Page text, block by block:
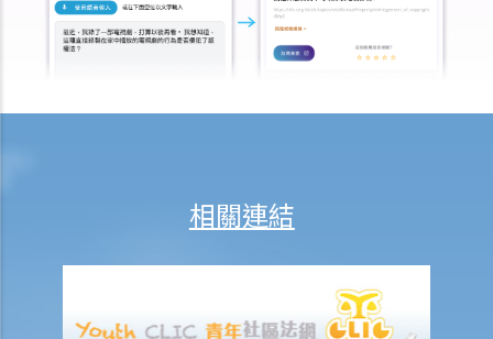
涉及致命意外的申索
死因裁判法庭有甚麼作用？
因工受傷以及有關補償
在甚麼情況下，僱主不需要為其僱員的工傷負上賠償責任？
我的配偶在工作時因意外而死亡，我或我的家人可獲哪些賠償？
我在工作時因遇到意外而受傷及導致傷殘，我或我的家人可獲哪些賠
相關連結